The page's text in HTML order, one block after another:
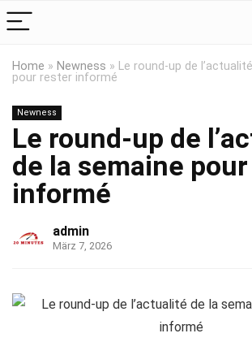
Home » Newness » Le round-up de
pour rester informé
Newness
Le round-up de
de la semaine
informé
admin
März 7, 2026